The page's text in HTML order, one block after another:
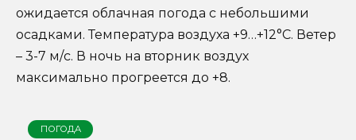
ожидается облачная погода с небольшими
осадками. Температура воздуха +9…+12°C. Ветер
– 3-7 м/с. В ночь на вторник воздух
максимально прогреется до +8.
ПОГОДА